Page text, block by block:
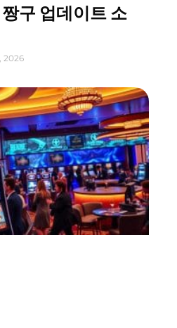
구 업데이트 소
2026